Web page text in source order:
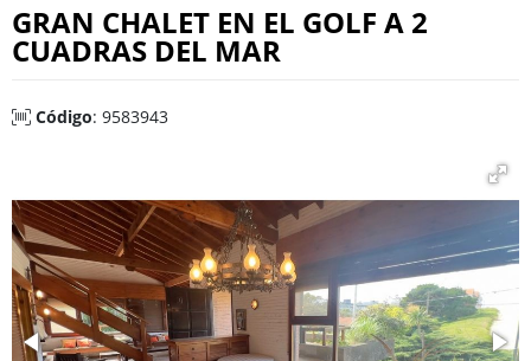
GRAN CHALET EN EL GOLF A 2
CUADRAS DEL MAR
Código: 9583943